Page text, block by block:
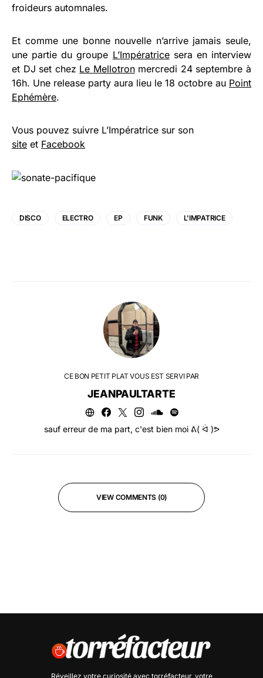
froideurs automnales.
Et comme une bonne nouvelle n’arrive jamais seule,
une partie du groupe L’Impératricesera en interview
et DJ set chez Le Mellotronmercredi 24 septembre à
16h. Une release party aura lieu le 18 octobre au Point
Ephémère.
Vous pouvez suivre L’Impératrice sur son
site et Facebook
DISCO ELECTRO EP FUNK L'IMPATRICE
CE BON PETIT PLAT VOUS EST SERVI PAR
JEANPAULTARTE
sauf erreur de ma part, c'est bien moi ᕕ( ᐛ )ᕗ
VIEW COMMENTS (0)
Réveillez votre curiosité avec torréfacteur, votre